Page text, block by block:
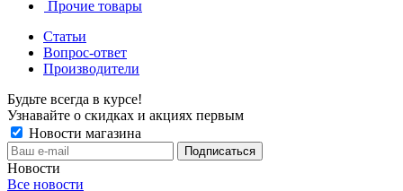
Прочие товары
Статьи
Вопрос-ответ
Производители
Будьте всегда в курсе!
Узнавайте о скидках и акциях первым
Новости магазина
Новости
Все новости